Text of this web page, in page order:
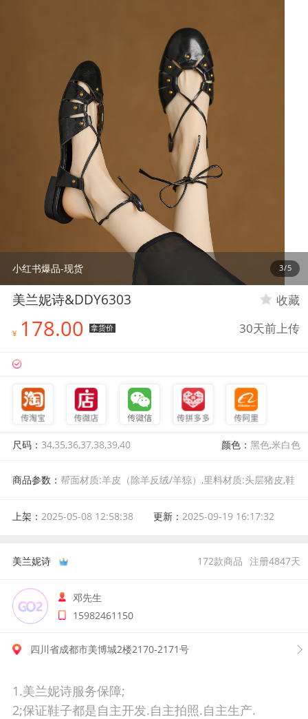
小红书爆品-现货 4/5
美兰妮诗&DDY6303 收藏
¥ 178.00 拿货价 30天前上传
尺码： 34,35,36,37,38,39,40 颜色：黑色,米白色
商品参数： 帮面材质:羊皮（除羊反绒/羊猄）,里料材质:头层猪皮,鞋
材质:羊皮,皮质特征:压花皮,款式:罗马鞋,后跟高:低跟,跟底款式:粗跟,
上架： 2025-05-08 12:58:38 更新： 2025-09-19 16:17:32
美兰妮诗 172款商品 注册4847天
邓先生
15982461150
四川省成都市美博城2楼2170-2171号
1.美兰妮诗服务保障;
2;保证鞋子都是自主开发.自主拍照.自主生产.